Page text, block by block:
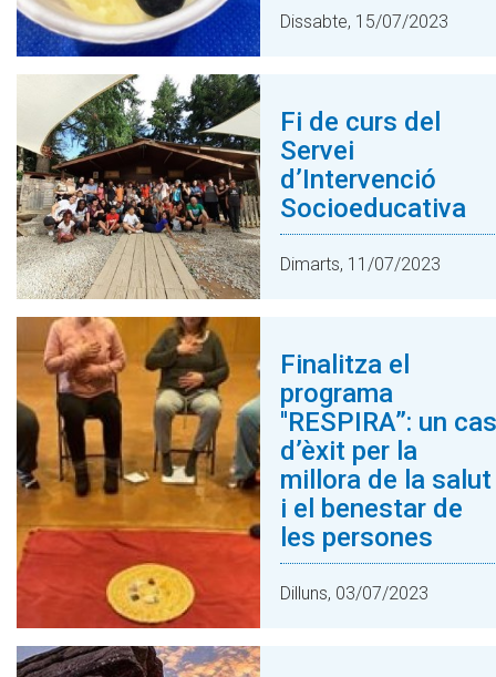
Dissabte, 15/07/2023
Fi de curs del
Servei
d’Intervenció
Socioeducativa
Dimarts, 11/07/2023
Finalitza el
programa
''RESPIRA”: un cas
d’èxit per la
millora de la salut
i el benestar de
les persones
Dilluns, 03/07/2023